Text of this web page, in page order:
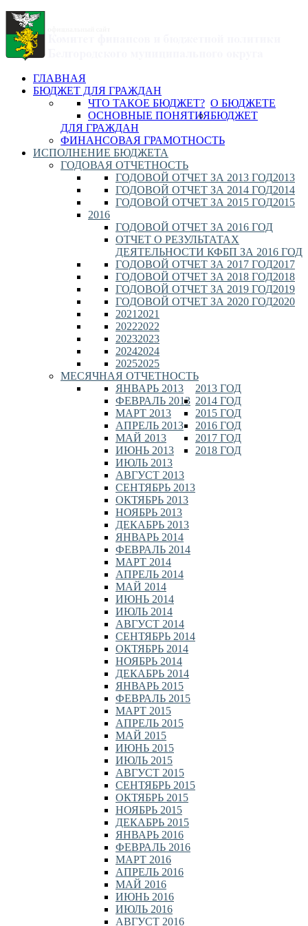
ГЛАВНАЯ
БЮДЖЕТ ДЛЯ ГРАЖДАН
О БЮДЖЕТЕ
ЧТО ТАКОЕ БЮДЖЕТ?
ОСНОВНЫЕ ПОНЯТИЯБЮДЖЕТ
ДЛЯ ГРАЖДАН
ФИНАНСОВАЯ ГРАМОТНОСТЬ
ИСПОЛНЕНИЕ БЮДЖЕТА
ГОДОВАЯ ОТЧЕТНОСТЬ
2013
ГОДОВОЙ ОТЧЕТ ЗА 2013 ГОД
2014
ГОДОВОЙ ОТЧЕТ ЗА 2014 ГОД
2015
ГОДОВОЙ ОТЧЕТ ЗА 2015 ГОД
2016
ГОДОВОЙ ОТЧЕТ ЗА 2016 ГОД
ОТЧЕТ О РЕЗУЛЬТАТАХ
ДЕЯТЕЛЬНОСТИ КФБП ЗА 2016 ГОД
2017
ГОДОВОЙ ОТЧЕТ ЗА 2017 ГОД
2018
ГОДОВОЙ ОТЧЕТ ЗА 2018 ГОД
2019
ГОДОВОЙ ОТЧЕТ ЗА 2019 ГОД
2020
ГОДОВОЙ ОТЧЕТ ЗА 2020 ГОД
2021
2021
2022
2022
2023
2023
2024
2024
2025
2025
МЕСЯЧНАЯ ОТЧЕТНОСТЬ
2013 ГОД
ЯНВАРЬ 2013
ФЕВРАЛЬ 2013
МАРТ 2013
АПРЕЛЬ 2013
МАЙ 2013
ИЮНЬ 2013
ИЮЛЬ 2013
АВГУСТ 2013
СЕНТЯБРЬ 2013
ОКТЯБРЬ 2013
НОЯБРЬ 2013
ДЕКАБРЬ 2013
2014 ГОД
ЯНВАРЬ 2014
ФЕВРАЛЬ 2014
МАРТ 2014
АПРЕЛЬ 2014
МАЙ 2014
ИЮНЬ 2014
ИЮЛЬ 2014
АВГУСТ 2014
СЕНТЯБРЬ 2014
ОКТЯБРЬ 2014
НОЯБРЬ 2014
ДЕКАБРЬ 2014
2015 ГОД
ЯНВАРЬ 2015
ФЕВРАЛЬ 2015
МАРТ 2015
АПРЕЛЬ 2015
МАЙ 2015
ИЮНЬ 2015
ИЮЛЬ 2015
АВГУСТ 2015
СЕНТЯБРЬ 2015
ОКТЯБРЬ 2015
НОЯБРЬ 2015
ДЕКАБРЬ 2015
2016 ГОД
ЯНВАРЬ 2016
ФЕВРАЛЬ 2016
МАРТ 2016
АПРЕЛЬ 2016
МАЙ 2016
ИЮНЬ 2016
ИЮЛЬ 2016
АВГУСТ 2016
2017 ГОД
2018 ГОД